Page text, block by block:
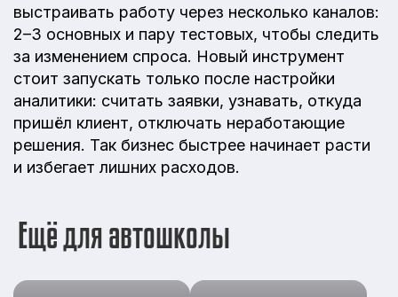
выстраивать работу через несколько каналов:
2–3 основных и пару тестовых, чтобы следить
за изменением спроса. Новый инструмент
стоит запускать только после настройки
аналитики: считать заявки, узнавать, откуда
пришёл клиент, отключать неработающие
решения. Так бизнес быстрее начинает расти
и избегает лишних расходов.
Ещё для автошколы